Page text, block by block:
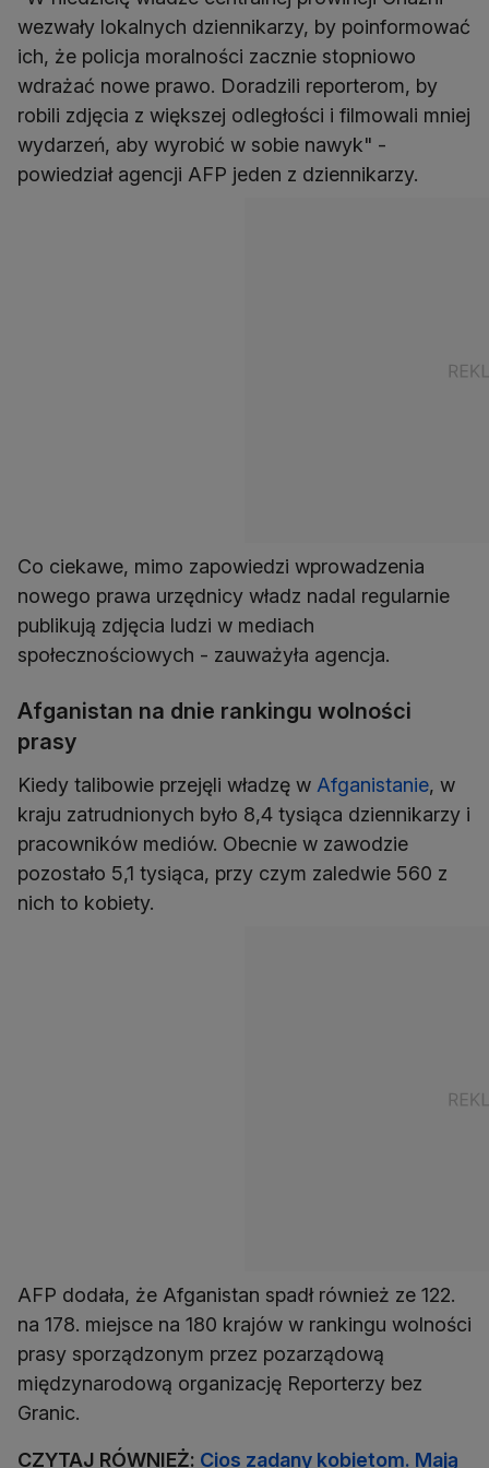
wezwały lokalnych dziennikarzy, by poinformować
ich, że policja moralności zacznie stopniowo
wdrażać nowe prawo. Doradzili reporterom, by
robili zdjęcia z większej odległości i filmowali mniej
wydarzeń, aby wyrobić w sobie nawyk" -
powiedział agencji AFP jeden z dziennikarzy.
Co ciekawe, mimo zapowiedzi wprowadzenia
nowego prawa urzędnicy władz nadal regularnie
publikują zdjęcia ludzi w mediach
społecznościowych - zauważyła agencja.
Afganistan na dnie rankingu wolności
prasy
Kiedy talibowie przejęli władzę w Afganistanie, w
kraju zatrudnionych było 8,4 tysiąca dziennikarzy i
pracowników mediów. Obecnie w zawodzie
pozostało 5,1 tysiąca, przy czym zaledwie 560 z
nich to kobiety.
AFP dodała, że Afganistan spadł również ze 122.
na 178. miejsce na 180 krajów w rankingu wolności
prasy sporządzonym przez pozarządową
międzynarodową organizację Reporterzy bez
Granic.
CZYTAJ RÓWNIEŻ: Cios zadany kobietom. Mają